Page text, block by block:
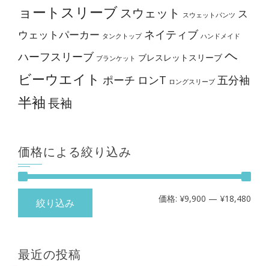
ョートスリーブスウェット スウェットパンツ ス
ウェットパーカー タンクトップ ネイティブ ハンドメイド
ハーフスリーブ ブランケット ブレスレットスリーブ ヘ
ビーウエイト ポーチ ロンT ロングスリーブ 五分袖
半袖長袖
価格による絞り込み
絞り込み 価格: ¥9,900 — ¥18,480
最近の投稿